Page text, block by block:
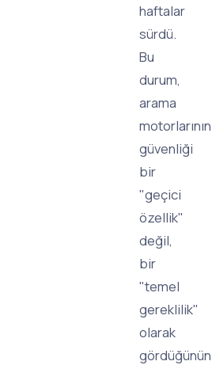
haftalar
sürdü.
Bu
durum,
arama
motorlarının
güvenliği
bir
"geçici
özellik"
değil,
bir
"temel
gereklilik"
olarak
gördüğünün